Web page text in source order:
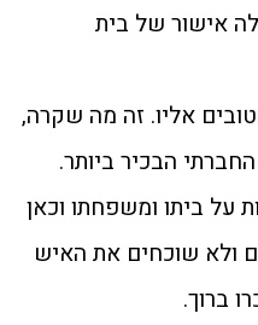
אישור של בית
אליו. זה מה שקרה,
הבכיר ביותר.
על ביתו ומשפחתו וכאן
ולא שוכחים את האיש
ברוך.